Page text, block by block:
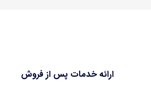
ارائه خدمات پس از فروش